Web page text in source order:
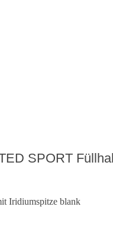
SPORT
Iridiumspitze blank